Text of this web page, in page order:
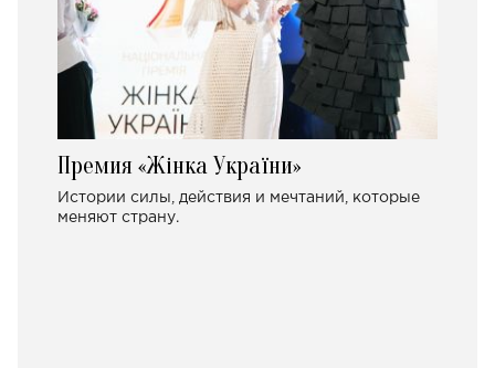
Премия «Жінка України»
Истории силы, действия и мечтаний, которые
меняют страну.